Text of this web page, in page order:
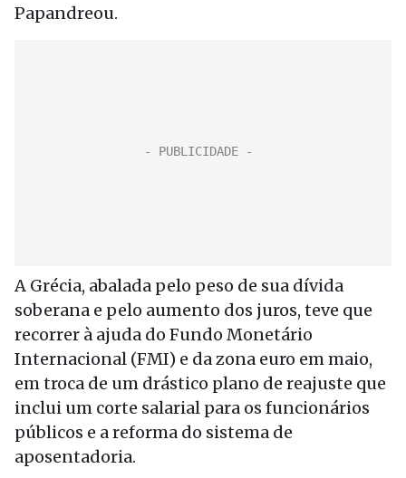
Papandreou.
A Grécia, abalada pelo peso de sua dívida
soberana e pelo aumento dos juros, teve que
recorrer à ajuda do Fundo Monetário
Internacional (FMI) e da zona euro em maio,
em troca de um drástico plano de reajuste que
inclui um corte salarial para os funcionários
públicos e a reforma do sistema de
aposentadoria.